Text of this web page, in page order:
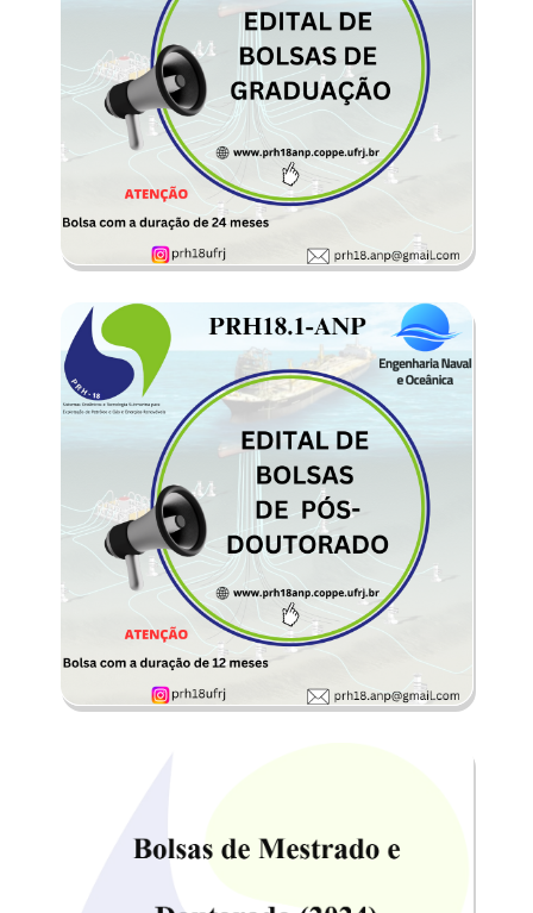
EDITAL DE BOLSAS DE
GRADUAÇÃ...
O PRH18.1-ANP está selecionando
bolsistas para o período 2024/2026
(24 meses) dentre os alunos do
Curso ...
Humanos (PRH18) da ANP torna